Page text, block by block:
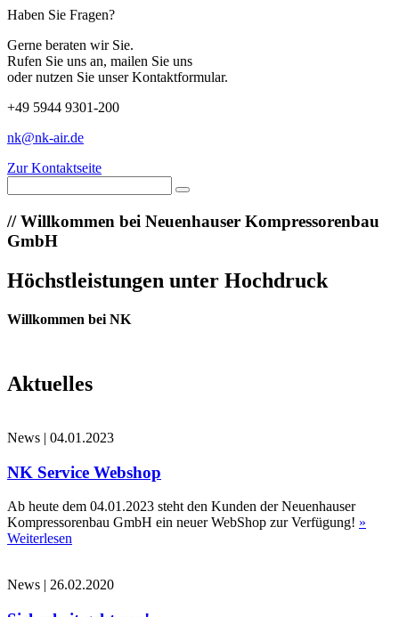
Haben Sie Fragen?
Gerne beraten wir Sie.
Rufen Sie uns an, mailen Sie uns
oder nutzen Sie unser Kontaktformular.
+49 5944 9301-200
nk@nk-air.de
Zur Kontaktseite
//Willkommen bei Neuenhauser Kompressorenbau
GmbH
Höchstleistungen unter Hochdruck
Willkommen bei NK
Aktuelles
News | 04.01.2023
NK Service Webshop
Ab heute dem 04.01.2023 steht den Kunden der Neuenhauser
Kompressorenbau GmbH ein neuer WebShop zur Verfügung! »
Weiterlesen
News | 26.02.2020